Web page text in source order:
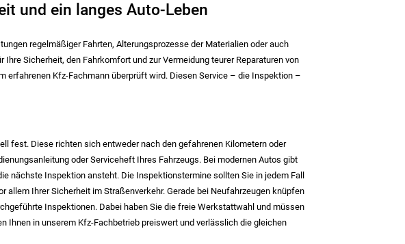
und ein langes Auto-Leben
regelmäßiger Fahrten, Alterungsprozesse der Materialien oder auch
Sicherheit, den Fahrkomfort und zur Vermeidung teurer Reparaturen von
erfahrenen Kfz-Fachmann überprüft wird. Diesen Service – die Inspektion –
fest. Diese richten sich entweder nach den gefahrenen Kilometern oder
oder Serviceheft Ihres Fahrzeugs. Bei modernen Autos gibt
nächste Inspektion ansteht. Die Inspektionstermine sollten Sie in jedem Fall
allem Ihrer Sicherheit im Straßenverkehr. Gerade bei Neufahrzeugen knüpfen
Inspektionen. Dabei haben Sie die freie Werkstattwahl und müssen
in unserem Kfz-Fachbetrieb preiswert und verlässlich die gleichen